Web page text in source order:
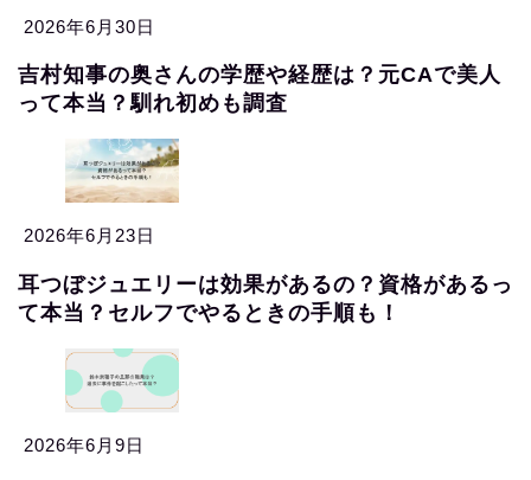
2026年6月30日
吉村知事の奥さんの学歴や経歴は？元CAで美人
って本当？馴れ初めも調査
2026年6月23日
耳つぼジュエリーは効果があるの？資格があるっ
て本当？セルフでやるときの手順も！
2026年6月9日